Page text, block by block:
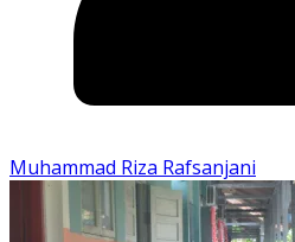
Muhammad Riza Rafsanjani